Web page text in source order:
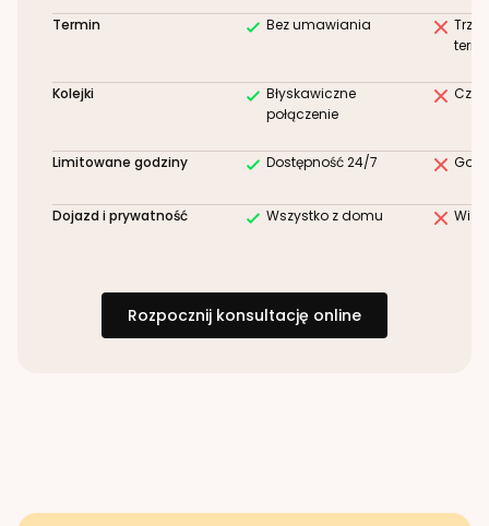
Termin Bez umawiania
Kolejki
Błyskawiczne
połączenie
Limitowane godziny Dostępność 24/7
Dojazd i prywatność Wszystko z domu
Rozpocznij konsultację online